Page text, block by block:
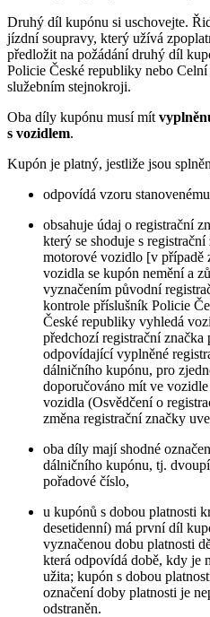
Druhý díl kupónu si uschovejte.
jízdní soupravy, který užívá
předložit na požádání druhý díl
Policie České republiky nebo
služebním stejnokroji.
Oba díly kupónu musí mít
s vozidlem.
Kupón je platný, jestliže jsou
odpovídá vzoru
obsahuje údaj o registrační
který se shoduje s
motorové vozidlo [v případě
vozidla se kupón nemění a
vyznačením původní
kontrole příslušník Policie
České republiky vyhledá
předchozí registrační
odpovídající vyplněné
dálničního kupónu, pro
doporučováno mít ve vozidle
vozidla (Osvědčení o
změna registrační značky
oba díly mají shodné
dálničního kupónu, tj.
pořadové číslo,
u kupónů s dobou platnosti
desetidenní) má první díl
vyznačenou dobu platnosti
která odpovídá době, kdy je
užita; kupón s dobou
označení doby platnosti je
odstraněn.